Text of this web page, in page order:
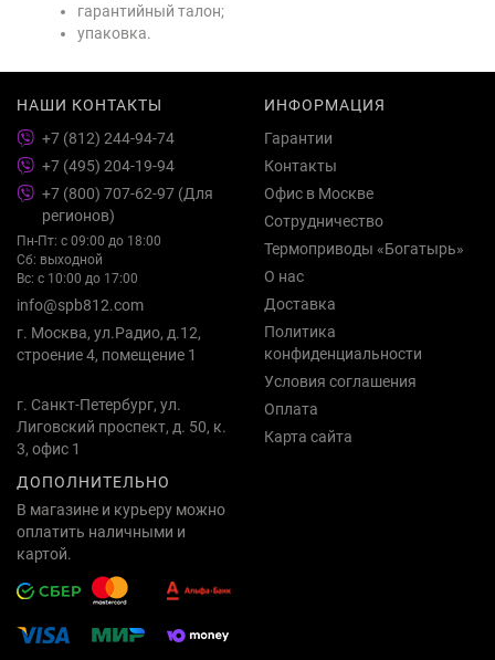
гарантийный талон;
упаковка.
НАШИ КОНТАКТЫ
+7 (812) 244-94-74
+7 (495) 204-19-94
+7 (800) 707-62-97 (Для
регионов)
Пн-Пт: с 09:00 до 18:00
Сб: выходной
Вс: с 10:00 до 17:00
info@spb812.com
г. Москва, ул.Радио, д.12,
строение 4, помещение 1
г. Санкт-Петербург, ул.
Лиговский проспект, д. 50, к.
3, офис 1
ИНФОРМАЦИЯ
Гарантии
Контакты
Офис в Москве
Сотрудничество
Термоприводы «Богатырь»
О нас
Доставка
Политика
конфиденциальности
Условия соглашения
Оплата
Карта сайта
ДОПОЛНИТЕЛЬНО
В магазине и курьеру можно
оплатить наличными и
картой.